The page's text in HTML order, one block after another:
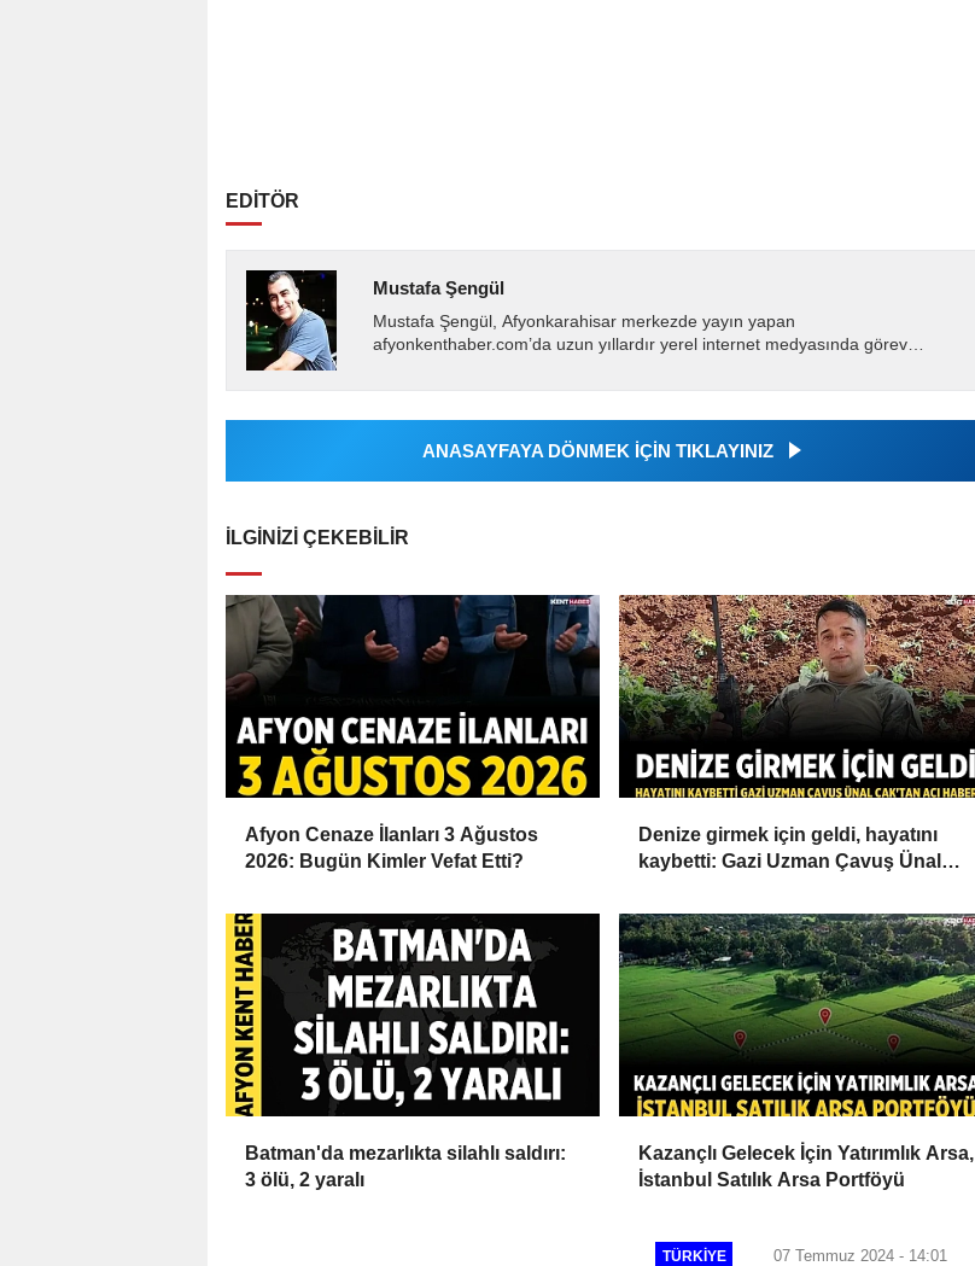
EDİTÖR
Mustafa Şengül
Mustafa Şengül, Afyonkarahisar merkezde yayın yapan
afyonkenthaber.com’da uzun yıllardır yerel internet medyasında görev
ANASAYFAYA DÖNMEK İÇİN TIKLAYINIZ
İLGINIZI ÇEKEBILIR
Afyon Cenaze İlanları 3 Ağustos
2026: Bugün Kimler Vefat Etti?
Denize girmek için geldi, hayatını
kaybetti: Gazi Uzman Çavuş Ünal
Batman'da mezarlıkta silahlı saldırı:
3 ölü, 2 yaralı
Kazançlı Gelecek İçin Yatırımlık Arsa,
İstanbul Satılık Arsa Portföyü
TÜRKIYE 07 Temmuz 2024 - 14:01